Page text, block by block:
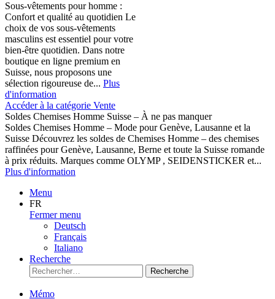
Sous-vêtements pour homme :
Confort et qualité au quotidien Le
choix de vos sous-vêtements
masculins est essentiel pour votre
bien-être quotidien. Dans notre
boutique en ligne premium en
Suisse, nous proposons une
sélection rigoureuse de... Plus
d'information
Accéder à la catégorie Vente
Soldes Chemises Homme Suisse – À ne pas manquer
Soldes Chemises Homme – Mode pour Genève, Lausanne et la
Suisse Découvrez les soldes de Chemises Homme – des chemises
raffinées pour Genève, Lausanne, Berne et toute la Suisse romande
à prix réduits. Marques comme OLYMP , SEIDENSTICKER et...
Plus d'information
Menu
FR
Fermer menu
Deutsch
Français
Italiano
Recherche
Recherche
Mémo